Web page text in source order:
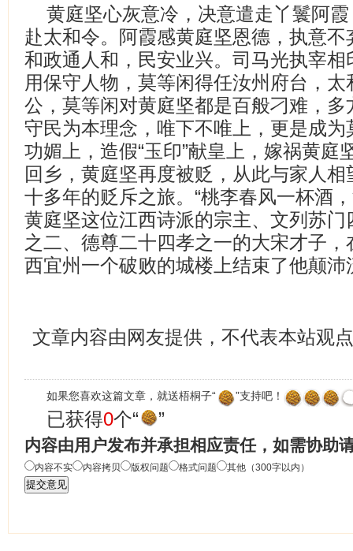
黄庭坚心灰意冷，决意遣走丫鬟阿
赴太和令。阿霞感黄庭坚恩德，执意
和政通人和，民安业兴。司马光执宰
用保守人物，莫等闲得任汝州府台，
公，莫等闲对黄庭坚都是百般刁难，
守民为本理念，唯下不唯上，更是成
功媚上，造假“玉印”献皇上，嫁祸黄庭
回乡，黄庭坚再度被贬，从此与家人
十多年的贬斥之旅。“桃李春风一杯酒
黄庭坚这位江西诗派的宗主、文列苏
之二、德尊二十四孝之一的大宋才子
西宜州一个破败的城楼上结束了他颠沛
文章内容由网友提供，不代表本站观点
如果您喜欢这篇文章，就送梧桐子“ ”支持吧！
已获得0个“ ”
内容由用户发布并承担相应责任，如需协助
内容不实 内容拷贝 版权问题 格式问题 其他（300字以内）